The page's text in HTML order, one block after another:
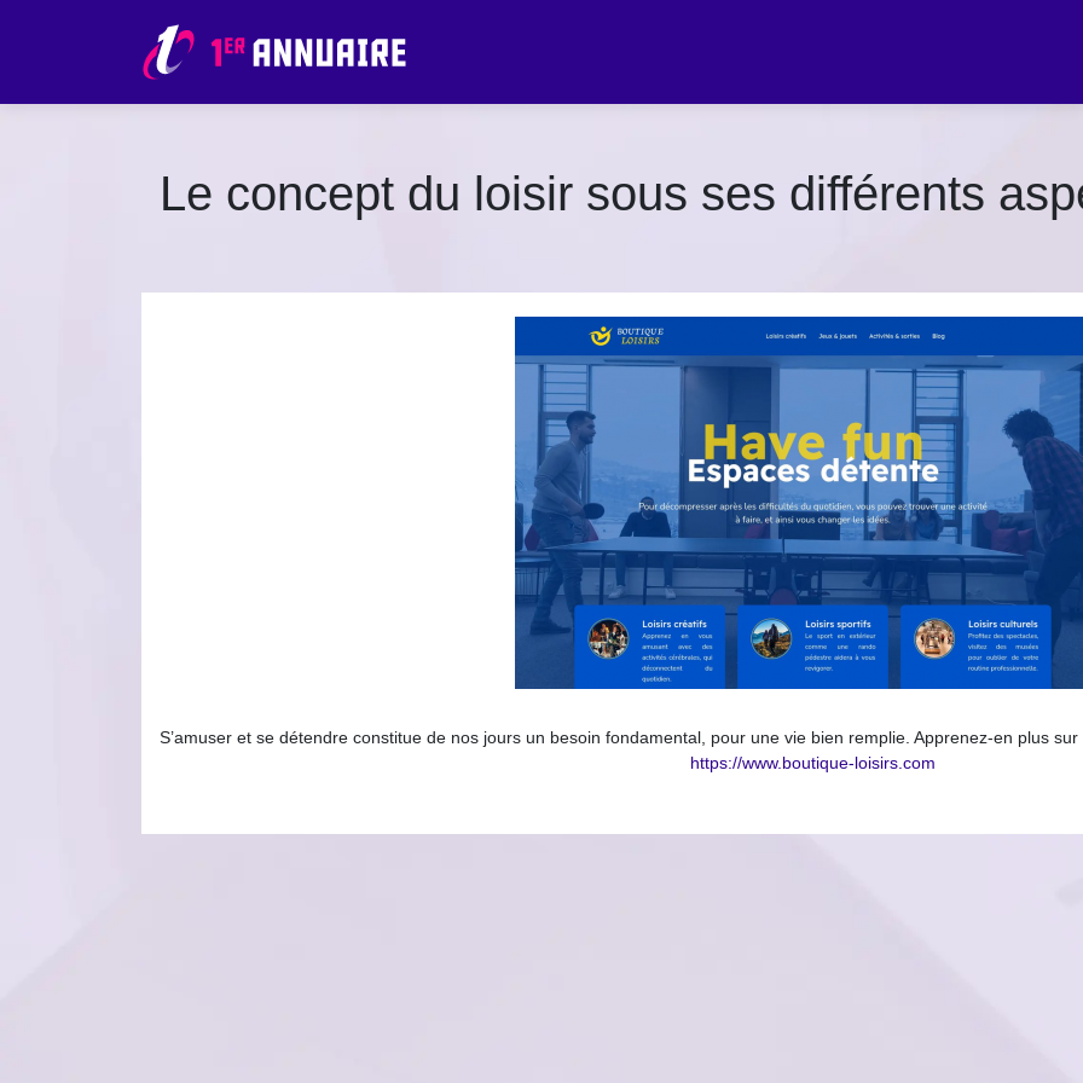
Le concept du loisir sous ses différents
S’amuser et se détendre constitue de nos jours un besoin fondamental, pour une vie bien remplie. Apprenez-en plus
https://www.boutique-loisirs.com